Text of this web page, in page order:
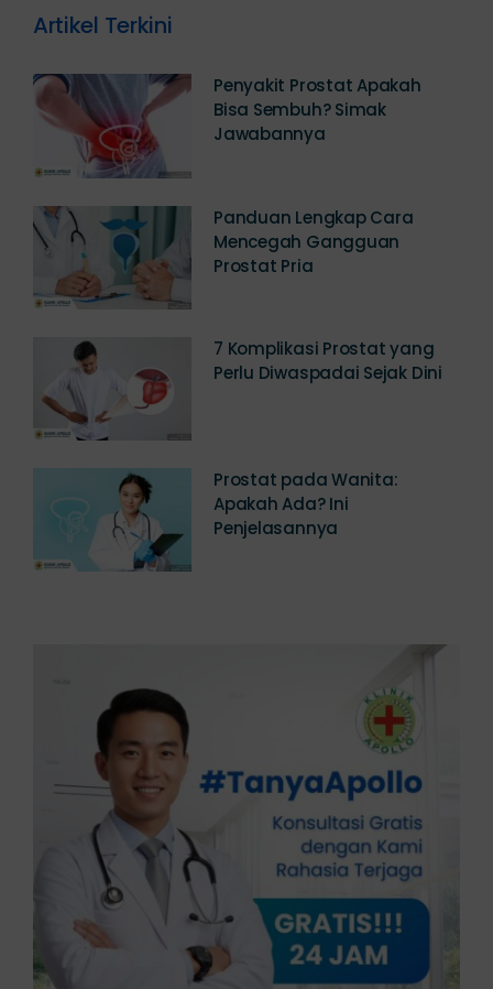
Penyakit Prostat Apakah
Bisa Sembuh? Simak
Panduan Lengkap Cara
Mencegah Gangguan
7 Komplikasi Prostat yang
Prostat pada Wanita:
Apakah Ada? Ini